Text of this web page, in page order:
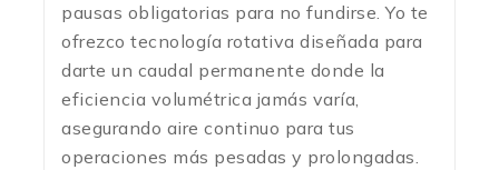
pausas obligatorias para no fundirse. Yo te
ofrezco tecnología rotativa diseñada para
darte un caudal permanente donde la
eficiencia volumétrica jamás varía,
asegurando aire continuo para tus
operaciones más pesadas y prolongadas.